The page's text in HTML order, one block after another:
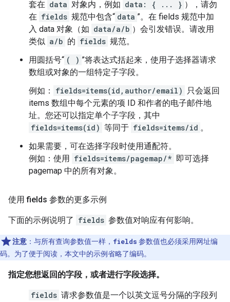
套在 data 对象内，例如 data: { ... } ），请勿
在 fields 规范中包含“ data ”。在 fields 规范中加
入 data 对象（如 data/a/b ）会引发错误。请改用
类似 a/b 的 fields 规范。
用圆括号“ ( ) ”将表达式括起来，使用子选择器请求
数组或对象的一组特定子字段。
例如：
fields=items(id,author/email)
只会返回
items 数组中每个元素的项 ID 和作者的电子邮件地
址。您还可以指定单个子字段，其中
fields=items(id) 等同于 fields=items/id 。
如果需要，可在选择字段时使用通配符。
例如：使用 fields=items/pagemap/* 即可选择
pagemap 中的所有对象。
使用 fields 参数的更多示例
下面的示例说明了 fields 参数值对响应有何影响。
注意 ：与所有查询参数值一样， fields 参数值也必须采用网址编
码。为了便于阅读，本文中的示例省略了编码。
指定您想返回的字段，或者进行字段选择。
fields 请求参数值是一个以英文逗号分隔的字段列